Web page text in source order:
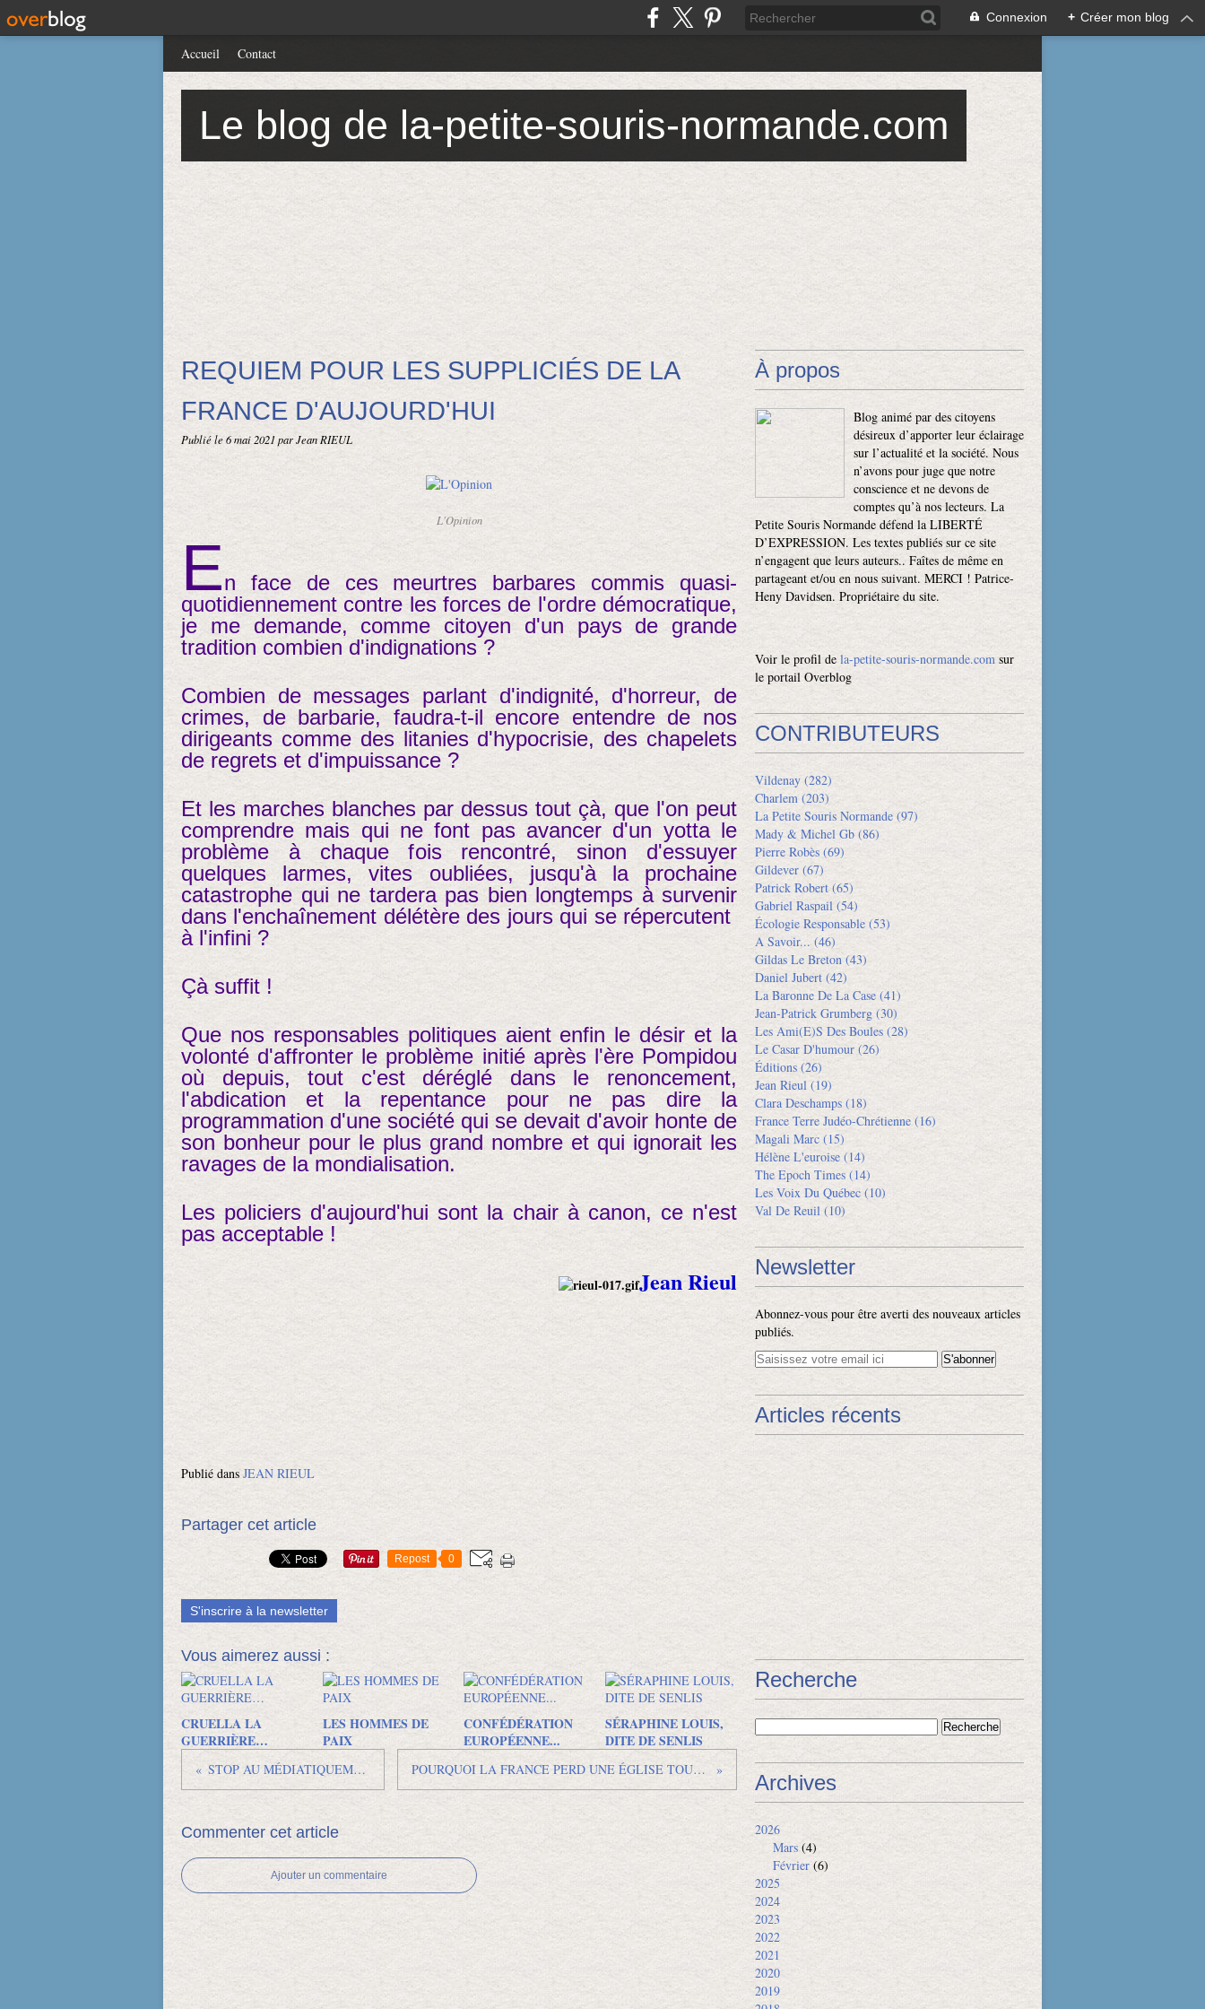
Connexion + Créer mon blog
Le blog de la-petite-souris-normande.com
Accueil Contact
REQUIEM POUR LES SUPPLICIÉS DE LA
FRANCE D'AUJOURD'HUI
Publié le 6 mai 2021par Jean RIEUL
L'Opinion
En face de ces meurtres barbares commis quasi-
quotidiennement contre les forces de l'ordre démocratique,
je me demande, comme citoyen d'un pays de grande
tradition combien d'indignations ?
Combien de messages parlant d'indignité, d'horreur, de
crimes, de barbarie, faudra-t-il encore entendre de nos
dirigeants comme des litanies d'hypocrisie, des chapelets
de regrets et d'impuissance ?
Et les marches blanches par dessus tout çà, que l'on peut
comprendre mais qui ne font pas avancer d'un yotta le
problème à chaque fois rencontré, sinon d'essuyer
quelques larmes, vites oubliées, jusqu'à la prochaine
catastrophe qui ne tardera pas bien longtemps à survenir
dans l'enchaînement délétère des jours qui se répercutent
à l'infini ?
Çà suffit !
Que nos responsables politiques aient enfin le désir et la
volonté d'affronter le problème initié après l'ère Pompidou
où depuis, tout c'est déréglé dans le renoncement,
l'abdication et la repentance pour ne pas dire la
programmation d'une société qui se devait d'avoir honte de
son bonheur pour le plus grand nombre et qui ignorait les
ravages de la mondialisation.
Les policiers d'aujourd'hui sont la chair à canon, ce n'est
pas acceptable !
Jean Rieul
Publié dans JEAN RIEUL
Partager cet article
Repost 0
S'inscrire à la newsletter
Vous aimerez aussi :
CRUELLA LA
GUERRIÈRE…
LES HOMMES DE
PAIX
CONFÉDÉRATION
EUROPÉENNE...
SÉRAPHINE LOUIS,
DITE DE SENLIS
STOP AU MÉDIATIQUEMENT CORRECT ! POURQUOI LA FRANCE PERD UNE ÉGLISE TOUTES LES DEUX SEMAINES
Commenter cet article
Ajouter un commentaire
À propos
Blog animé par des citoyens
désireux d’apporter leur éclairage
sur l’actualité et la société. Nous
n’avons pour juge que notre
conscience et ne devons de
comptes qu’à nos lecteurs. La
Petite Souris Normande défend la LIBERTÉ
D’EXPRESSION. Les textes publiés sur ce site
n’engagent que leurs auteurs.. Faîtes de même en
partageant et/ou en nous suivant. MERCI ! Patrice-
Heny Davidsen. Propriétaire du site.
Voir le profil de la-petite-souris-normande.com sur
le portail Overblog
CONTRIBUTEURS
Vildenay (282)
Charlem (203)
La Petite Souris Normande (97)
Mady & Michel Gb (86)
Pierre Robès (69)
Gildever (67)
Patrick Robert (65)
Gabriel Raspail (54)
Écologie Responsable (53)
A Savoir... (46)
Gildas Le Breton (43)
Daniel Jubert (42)
La Baronne De La Case (41)
Jean-Patrick Grumberg (30)
Les Ami(e)s Des Boules (28)
Le Casar D'humour (26)
Éditions (26)
Jean Rieul (19)
Clara Deschamps (18)
France Terre Judéo-Chrétienne (16)
Magali Marc (15)
Hélène L'euroise (14)
The Epoch Times (14)
Les Voix Du Québec (10)
Val De Reuil (10)
Newsletter
Abonnez-vous pour être averti des nouveaux articles
publiés.
Articles récents
Recherche
Archives
2026
Mars (4)
Février (6)
2025
2024
2023
2022
2021
2020
2019